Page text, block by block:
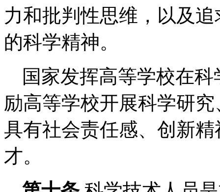
力和批判性思维，以及
的科学精神。
国家发挥高等学校在
励高等学校开展科学研
具有社会责任感、创新
才。